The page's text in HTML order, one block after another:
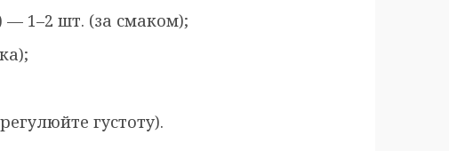
— 1–2 шт. (за смаком);
густоту).